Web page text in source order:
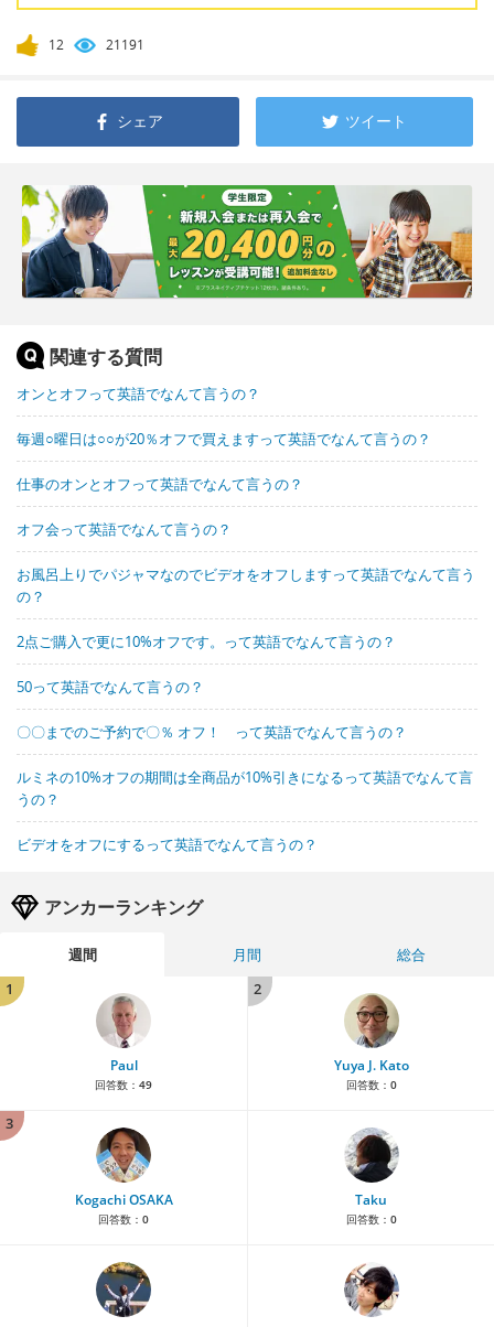
12 21191
シェア ツイート
関連する質問
オンとオフって英語でなんて言うの？
毎週○曜日は○○が20％オフで買えますって英語でなんて言うの？
仕事のオンとオフって英語でなんて言うの？
オフ会って英語でなんて言うの？
お風呂上りでパジャマなのでビデオをオフしますって英語でなんて言う
の？
2点ご購入で更に10%オフです。って英語でなんて言うの？
50って英語でなんて言うの？
〇〇までのご予約で〇％ オフ！ って英語でなんて言うの？
ルミネの10%オフの期間は全商品が10%引きになるって英語でなんて言
うの？
ビデオをオフにするって英語でなんて言うの？
アンカーランキング
週間 月間
総合
1
Paul
回答数： 49
2
Yuya J. Kato
回答数： 0
3
Kogachi OSAKA
回答数： 0
Taku
回答数： 0